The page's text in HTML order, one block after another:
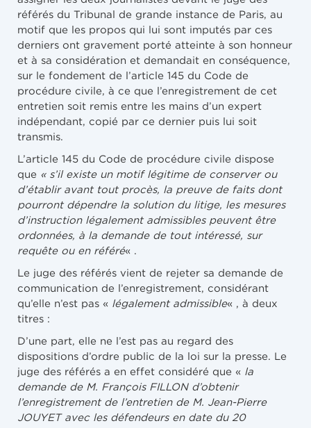
référés du Tribunal de grande instance de Paris, au
motif que les propos qui lui sont imputés par ces
derniers ont gravement porté atteinte à son honneur
et à sa considération et demandait en conséquence,
sur le fondement de l’article 145 du Code de
procédure civile, à ce que l’enregistrement de cet
entretien soit remis entre les mains d’un expert
indépendant, copié par ce dernier puis lui soit
transmis.
L’article 145 du Code de procédure civile dispose
que « s’il existe un motif légitime de conserver ou
d’établir avant tout procès, la preuve de faits dont
pourront dépendre la solution du litige, les mesures
d’instruction légalement admissibles peuvent être
ordonnées, à la demande de tout intéressé, sur
requête ou en référé« .
Le juge des référés vient de rejeter sa demande de
communication de l’enregistrement, considérant
qu’elle n’est pas « légalement admissible« , à deux
titres :
D’une part, elle ne l’est pas au regard des
dispositions d’ordre public de la loi sur la presse. Le
juge des référés a en effet considéré que « la
demande de M. François FILLON d’obtenir
l’enregistrement de l’entretien de M. Jean-Pierre
JOUYET avec les défendeurs en date du 20